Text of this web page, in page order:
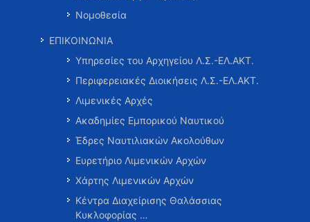
Νομοθεσία
ΕΠΙΚΟΙΝΩΝΙΑ
Υπηρεσίες του Αρχηγείου Λ.Σ.-ΕΛ.ΑΚΤ.
Περιφερειακές Διοικήσεις Λ.Σ.-ΕΛ.ΑΚΤ.
Λιμενικές Αρχές
Ακαδημίες Εμπορικού Ναυτικού
Έδρες Ναυτιλιακών Ακολούθων
Ευρετήριο Λιμενικών Αρχών
Χάρτης Λιμενικών Αρχών
Κέντρα Διαχείρισης Θαλάσσιας
Κυκλοφορίας …